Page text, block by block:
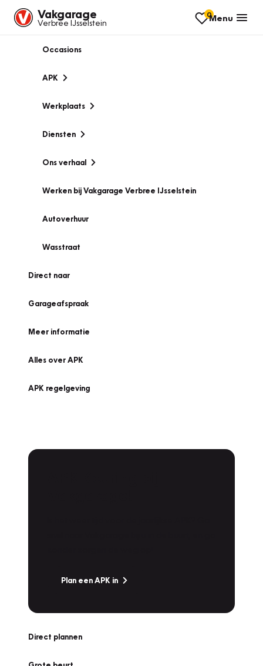
Vakgarage
Verbree IJsselstein
0Menu
Occasions
APK
Werkplaats
Diensten
Ons verhaal
Werken bij Vakgarage Verbree IJsselstein
Autoverhuur
Wasstraat
Direct naar
Garageafspraak
Meer informatie
Alles over APK
APK regelgeving
Plan een APK in
Direct plannen